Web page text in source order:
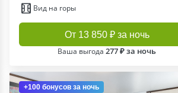
Вид на горы
От 13 850 ₽ за ночь
Ваша выгода 277 ₽ за ночь
+100 бонусов за ночь